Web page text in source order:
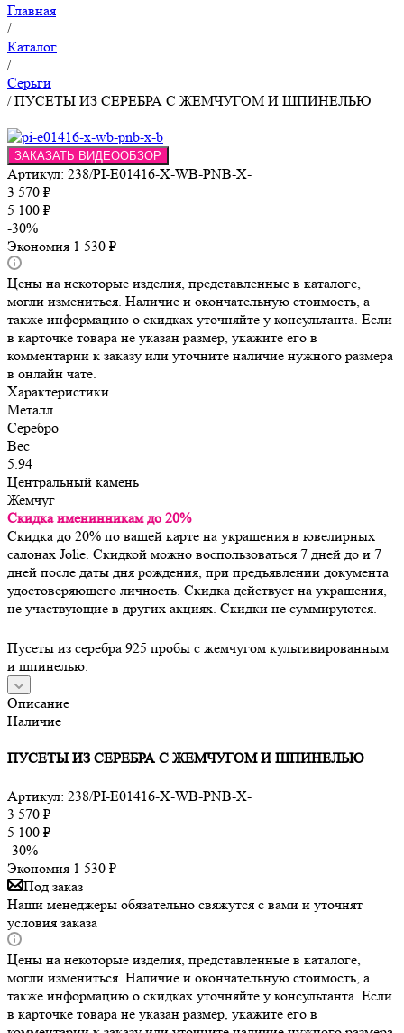
Главная
/
Каталог
/
Серьги
/ПУСЕТЫ ИЗ СЕРЕБРА С ЖЕМЧУГОМ И ШПИНЕЛЬЮ
ЗАКАЗАТЬ ВИДЕООБЗОР
Артикул: 238/PI-E01416-X-WB-PNB-X-
3 570 ₽
5 100 ₽
-30%
Экономия 1 530 ₽
Цены на некоторые изделия, представленные в каталоге,
могли измениться. Наличие и окончательную стоимость, а
также информацию о скидках уточняйте у консультанта. Если
в карточке товара не указан размер, укажите его в
комментарии к заказу или уточните наличие нужного размера
в онлайн чате.
Характеристики
Металл
Серебро
Вес
5.94
Центральный камень
Жемчуг
Скидка именинникам до 20%
Скидка до 20% по вашей карте на украшения в ювелирных
салонах Jolie. Скидкой можно воспользоваться 7 дней до и 7
дней после даты дня рождения, при предъявлении документа
удостоверяющего личность. Скидка действует на украшения,
не участвующие в других акциях. Скидки не суммируются.
Пусеты из серебра 925 пробы с жемчугом культивированным
и шпинелью.
Описание
Наличие
ПУСЕТЫ ИЗ СЕРЕБРА С ЖЕМЧУГОМ И ШПИНЕЛЬЮ
Артикул: 238/PI-E01416-X-WB-PNB-X-
3 570 ₽
5 100 ₽
-30%
Экономия 1 530 ₽
Под заказ
Наши менеджеры обязательно свяжутся с вами и уточнят
условия заказа
Цены на некоторые изделия, представленные в каталоге,
могли измениться. Наличие и окончательную стоимость, а
также информацию о скидках уточняйте у консультанта. Если
в карточке товара не указан размер, укажите его в